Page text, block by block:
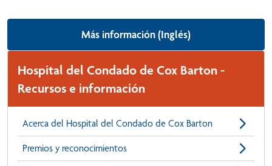
Más información (Inglés)
Hospital del Condado de Cox Barton -
Recursos e información
Acerca del Hospital del Condado de Cox Barton
Premios y reconocimientos